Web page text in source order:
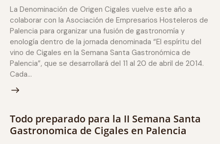
La Denominación de Origen Cigales vuelve este año a
colaborar con la Asociación de Empresarios Hosteleros de
Palencia para organizar una fusión de gastronomía y
enología dentro de la jornada denominada “El espíritu del
vino de Cigales en la Semana Santa Gastronómica de
Palencia”, que se desarrollará del 11 al 20 de abril de 2014.
Cada…
Todo preparado para la II Semana Santa
Gastronomica de Cigales en Palencia